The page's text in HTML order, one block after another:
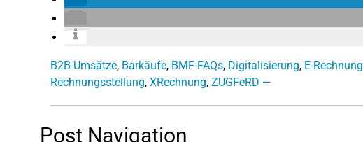
B2B-Umsätze, Barkäufe, BMF-FAQs, Digitalisierung, E-Rechnung
Rechnungsstellung, XRechnung, ZUGFeRD —
Post Navigation